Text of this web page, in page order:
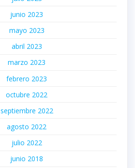
junio 2023
mayo 2023
abril 2023
marzo 2023
febrero 2023
octubre 2022
septiembre 2022
agosto 2022
julio 2022
junio 2018